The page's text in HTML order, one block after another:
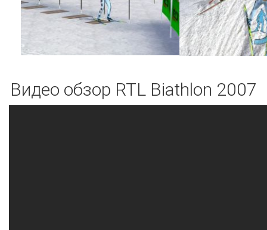
Видео обзор RTL Biathlon 2007